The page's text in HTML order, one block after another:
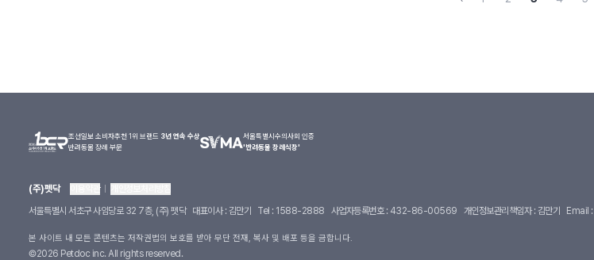
조선일보 소비자추천 1위 브랜드 3년 연속 수상
반려동물 장례 부문
서울특별시수의사회 인증
'반려동물 장례식장'
(주)펫닥
서울특별시 서초구 사임당로 32 7층, (주) 펫닥
대표이사 : 김만기 Tel : 1588-2888 사업자등록번호 : 432-86-00569 개인정보관리책임자 : 김만기 Email :
본 사이트 내 모든 콘텐츠는 저작권법의 보호를 받아 무단 전재, 복사 및 배포 등을 금합니다.
©2026 Petdoc inc. All rights reserved.